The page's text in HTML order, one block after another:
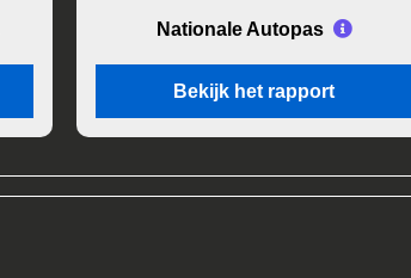
Nationale Autopas
Bekijk het rapport